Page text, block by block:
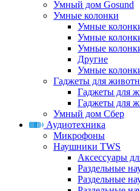
Умный дом Gosund
Умные колонки
Умные
Умные
Умные
Другие
Умные
Гаджеты для
Гаджеты для
Гаджеты для
Умный дом Сбер
Аудиотехника
Микрофоны
Наушники TWS
Аксессуары
Раздельные
Раздельные